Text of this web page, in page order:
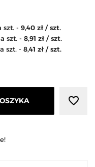
szt. - 9,40 zł / szt.
szt. - 8,91 zł / szt.
szt. - 8,41 zł / szt.
favorite_border